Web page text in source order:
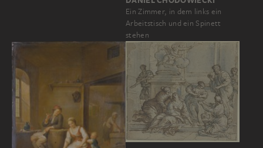
Ein Zimmer, in dem links ein
Arbeitstisch und ein Spinett
stehen